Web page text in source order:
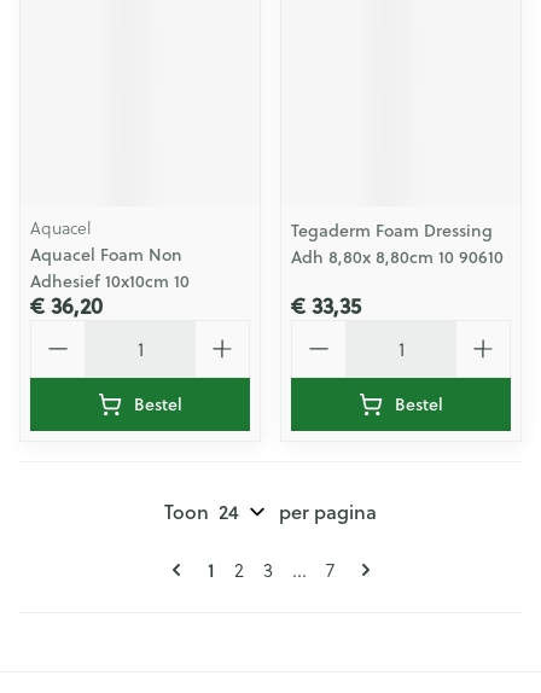
Aquacel
Aquacel Foam Non
Adhesief 10x10cm 10
€ 36,20
Bestel
Tegaderm Foam Dressing
Adh 8,80x 8,80cm 10 90610
€ 33,35
Bestel
Pagina's
U lees momenteel pagina
1 Pagina
2 Pagina
3 ... Pagina
7
Toon per pagina